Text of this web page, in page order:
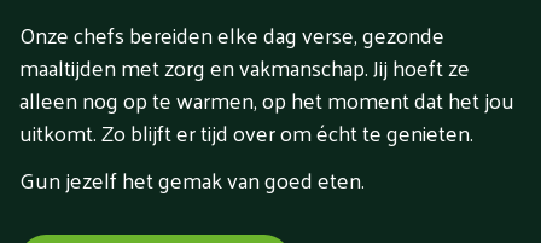
Onze chefs bereiden elke dag verse, gezonde
maaltijden met zorg en vakmanschap. Jij hoeft ze
alleen nog op te warmen, op het moment dat het jou
uitkomt. Zo blijft er tijd over om écht te genieten.
Gun jezelf het gemak van goed eten.